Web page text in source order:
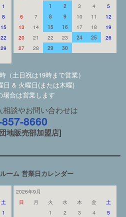
1
8
15
22
29
1
2 3 4
5
6
7 8 9 10 11
12
13
14 15 16 17 18
19
20
21 22 23 24 25
26
27
28 29 30
（土日祝は19時まで営業）
日 & 火曜日(または木曜)
場合は営業します
談やお問い合わせは
8660
地販売部加盟店]
ーム 営業日カレンダー
土
1
2026年9月
日
月 火 水 木 金
土
1
2 3 4
5